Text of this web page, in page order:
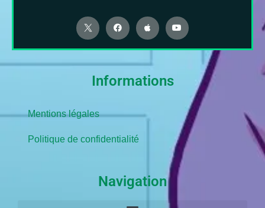
Informations
Mentions légales
Politique de confidentialité
Navigation